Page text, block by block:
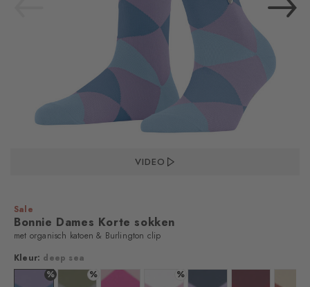
VIDEO
Sale
Bonnie Dames Korte sokken
met organisch katoen & Burlington clip
Kleur: deep sea
%
%
%